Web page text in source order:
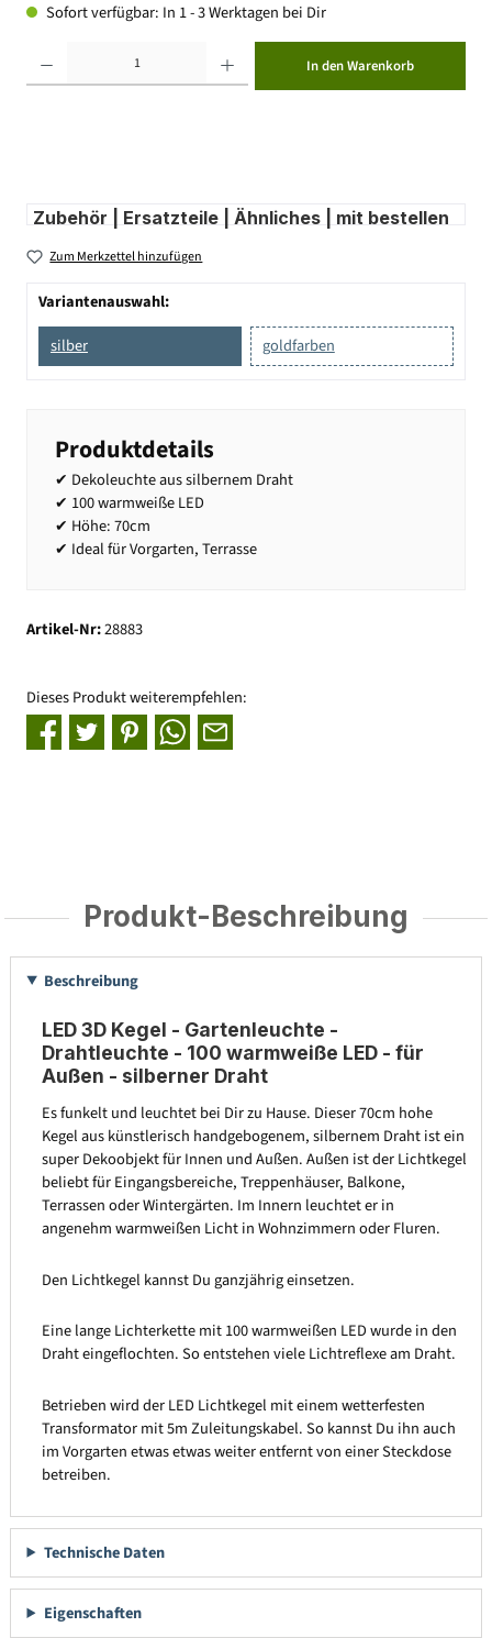
Sofort verfügbar: In 1 - 3 Werktagen bei Dir
In den Warenkorb
Zubehör | Ersatzteile | Ähnliches | mit bestellen
Zum Merkzettel hinzufügen
Variantenauswahl:
silber
goldfarben
Produktdetails
✔ Dekoleuchte aus silbernem Draht
✔ 100 warmweiße LED
✔ Höhe: 70cm
✔ Ideal für Vorgarten, Terrasse
Artikel-Nr:28883
Dieses Produkt weiterempfehlen:
Produkt-Beschreibung
Beschreibung
LED 3D Kegel - Gartenleuchte -
Drahtleuchte - 100 warmweiße LED - für
Außen - silberner Draht
Es funkelt und leuchtet bei Dir zu Hause. Dieser 70cm hohe
Kegel aus künstlerisch handgebogenem, silbernem Draht ist ein
super Dekoobjekt für Innen und Außen. Außen ist der Lichtkegel
beliebt für Eingangsbereiche, Treppenhäuser, Balkone,
Terrassen oder Wintergärten. Im Innern leuchtet er in
angenehm warmweißen Licht in Wohnzimmern oder Fluren.
Den Lichtkegel kannst Du ganzjährig einsetzen.
Eine lange Lichterkette mit 100 warmweißen LED wurde in den
Draht eingeflochten. So entstehen viele Lichtreflexe am Draht.
Betrieben wird der LED Lichtkegel mit einem wetterfesten
Transformator mit 5m Zuleitungskabel. So kannst Du ihn auch
im Vorgarten etwas etwas weiter entfernt von einer Steckdose
betreiben.
Technische Daten
Eigenschaften